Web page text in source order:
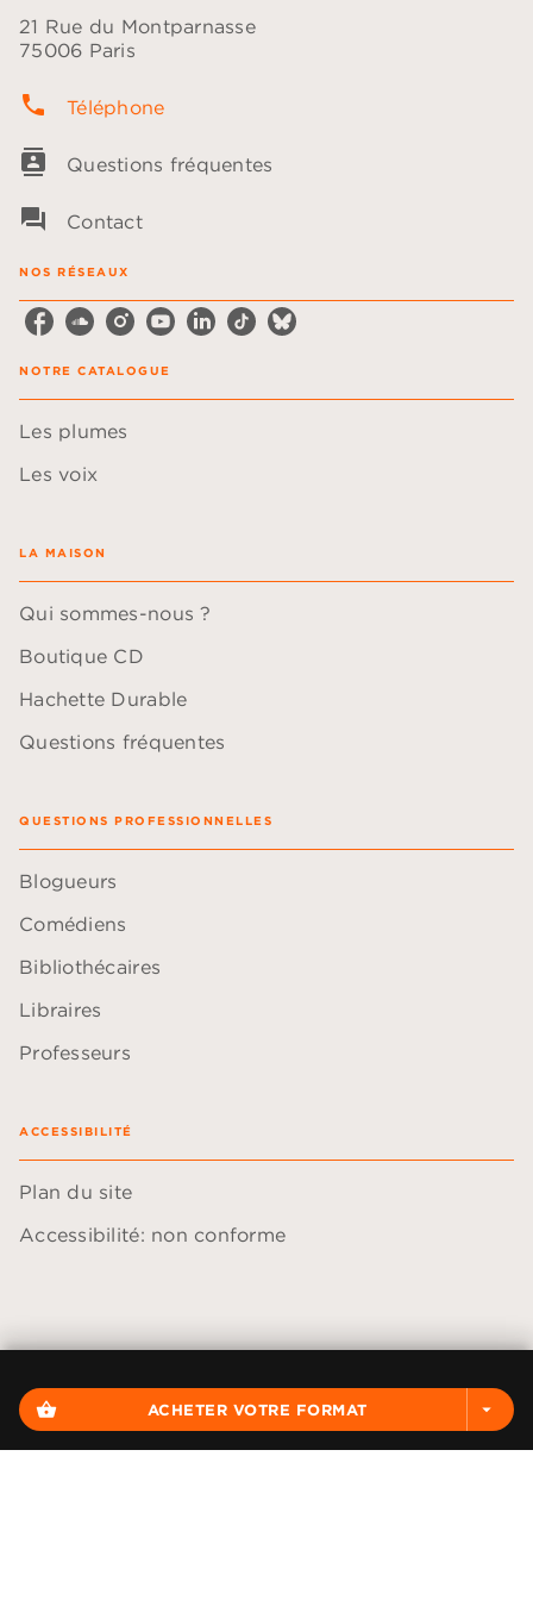
shopping_basket ACHETER VOTRE FORMAT arrow_drop_down
21 Rue du Montparnasse
75006 Paris
phone Téléphone
contacts Questions fréquentes
question_answer Contact
NOS RÉSEAUX
NOTRE CATALOGUE
Les plumes
Les voix
LA MAISON
Qui sommes-nous ?
Boutique CD
Hachette Durable
Questions fréquentes
QUESTIONS PROFESSIONNELLES
Blogueurs
Comédiens
Bibliothécaires
Libraires
Professeurs
ACCESSIBILITÉ
Plan du site
Accessibilité: non conforme
Données personnelles
Paramétrer vos cookies
Mentions légales
Conditions générales d'utilisation